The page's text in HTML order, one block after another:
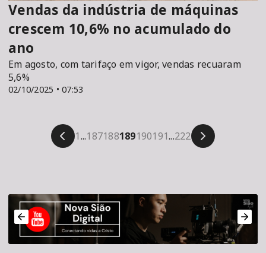
02/10/2025 • 07:53
Vendas da indústria de máquinas
crescem 10,6% no acumulado do
ano
Em agosto, com tarifaço em vigor, vendas recuaram
5,6%
1...187188189190191...222